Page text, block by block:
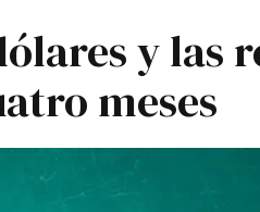
y las
meses